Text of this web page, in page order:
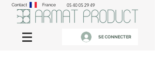
Contact France 05 40 05 29 49
SE CONNECTER